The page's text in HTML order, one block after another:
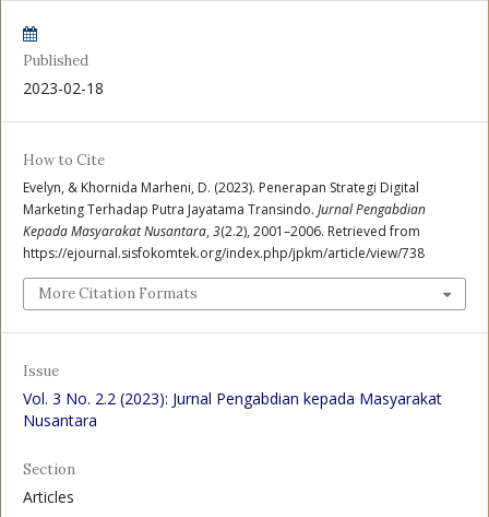
Published
2023-02-18
How to Cite
Evelyn, & Khornida Marheni, D. (2023). Penerapan Strategi Digital
Marketing Terhadap Putra Jayatama Transindo. Jurnal Pengabdian
Kepada Masyarakat Nusantara, 3(2.2), 2001–2006. Retrieved from
https://ejournal.sisfokomtek.org/index.php/jpkm/article/view/738
More Citation Formats
Issue
Vol. 3 No. 2.2 (2023): Jurnal Pengabdian kepada Masyarakat
Nusantara
Section
Articles